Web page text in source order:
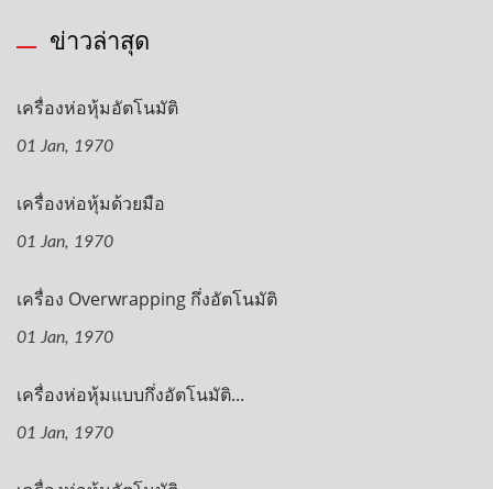
ข่าวล่าสุด
เครื่องห่อหุ้มอัตโนมัติ
01 Jan, 1970
เครื่องห่อหุ้มด้วยมือ
01 Jan, 1970
เครื่อง Overwrapping กึ่งอัตโนมัติ
01 Jan, 1970
เครื่องห่อหุ้มแบบกึ่งอัตโนมัติ...
01 Jan, 1970